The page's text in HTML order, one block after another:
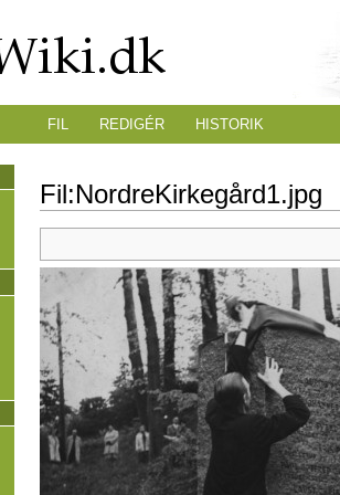
Fil:NordreKirkegård1.jpg
FIL REDIGÉR HISTORIK